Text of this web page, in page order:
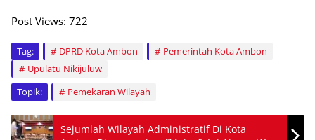
Post Views: 722
Tag: DPRD Kota Ambon
Pemerintah Kota Ambon
Upulatu Nikijuluw
Topik:
Pemekaran Wilayah
Sejumlah Wilayah Administratif Di Kota